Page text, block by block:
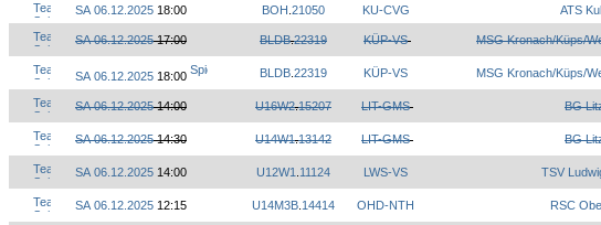
SA 06.12.2025 18:00 BOH 21050 KU-CVG ATS
SA 06.12.202517:00 BLDB.22319 KÜP-VS MSG Kronach/Küps/
SA 06.12.2025 18:00 BLDB 22319 KÜP-VS MSG Kronach/Küps/
SA 06.12.202514:00 U16W2.15207 LIT-GMS BG
SA 06.12.202514:30 U14W1.13142 LIT-GMS BG
SA 06.12.2025 14:00 U12W1 11124 LWS-VS TSV
SA 06.12.2025 12:15 U14M3B 14414 OHD-NTH RSC